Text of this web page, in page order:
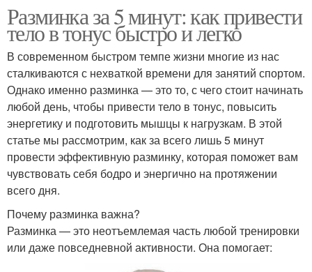
Разминка за 5 минут: как привести
тело в тонус быстро и легко
В современном быстром темпе жизни многие из нас
сталкиваются с нехваткой времени для занятий спортом.
Однако именно разминка — это то, с чего стоит начинать
любой день, чтобы привести тело в тонус, повысить
энергетику и подготовить мышцы к нагрузкам. В этой
статье мы рассмотрим, как за всего лишь 5 минут
провести эффективную разминку, которая поможет вам
чувствовать себя бодро и энергично на протяжении
всего дня.
Почему разминка важна?
Разминка — это неотъемлемая часть любой тренировки
или даже повседневной активности. Она помогает: